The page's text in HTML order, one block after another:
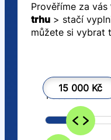
Prověříme za vás
trhu> stačí
můžete si vybrat
15 000 Kč
1 000 Kč